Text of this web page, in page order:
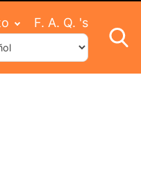
F. A. Q. 's